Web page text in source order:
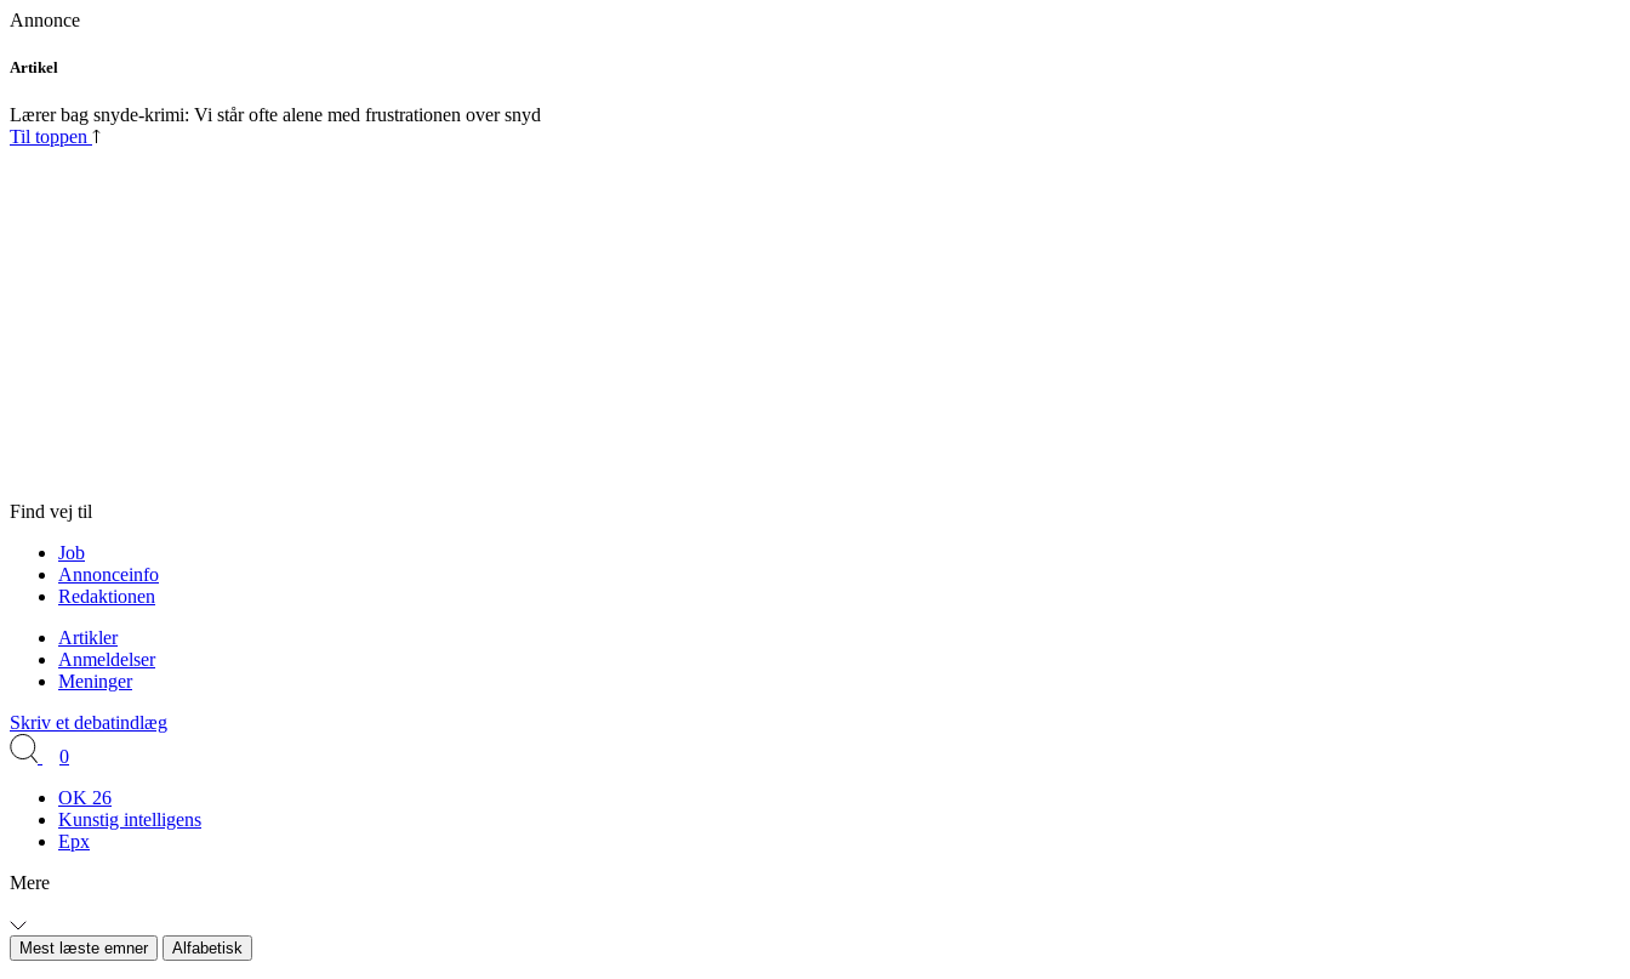
Annonce
Skip
content
Artikel
Lærer bag snyde-krimi: Vi står ofte alene med frustrationen over snyd
Til toppen
Find vej til
Job
Annonceinfo
Redaktionen
Artikler
Anmeldelser
Meninger
Skriv et debatindlæg
0
OK 26
Kunstig intelligens
Epx
Mere
Mest læste emner Alfabetisk